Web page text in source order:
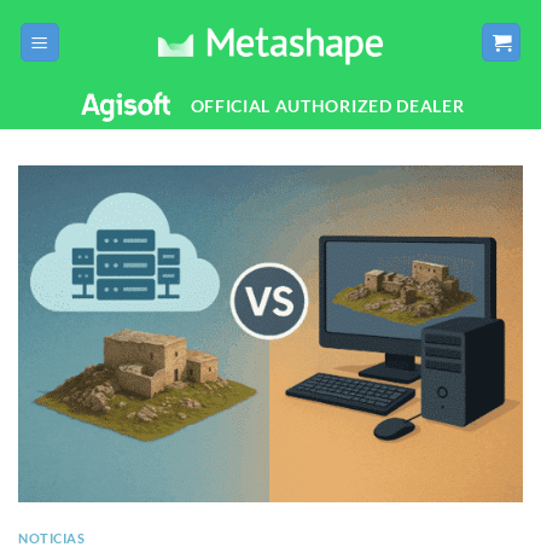
OFFICIAL AUTHORIZED DEALER
NOTICIAS